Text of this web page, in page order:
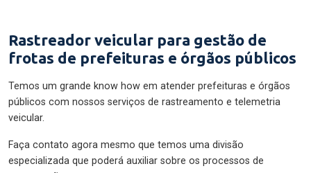
Rastreador veicular para gestão de
frotas de prefeituras e órgãos públicos
Temos um grande know how em atender prefeituras e órgãos
públicos com nossos serviços de rastreamento e telemetria
veicular.
Faça contato agora mesmo que temos uma divisão
especializada que poderá auxiliar sobre os processos de